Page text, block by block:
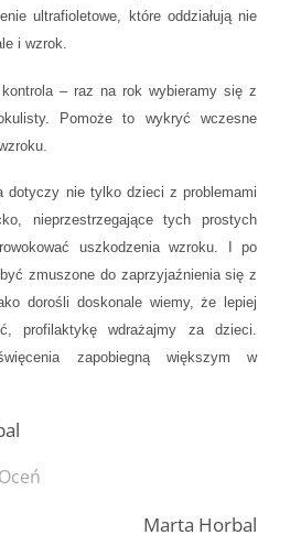
ultrafioletowe, które oddziałują nie
i wzrok.
– raz na rok wybieramy się z
Pomoże to wykryć wczesne
dotyczy nie tylko dzieci z problemami
nieprzestrzegające tych prostych
uszkodzenia wzroku. I po
zmuszone do zaprzyjaźnienia się z
dorośli doskonale wiemy, że lepiej
profilaktykę wdrażajmy za dzieci.
zapobiegną większym w
Oceń
Marta Horbal